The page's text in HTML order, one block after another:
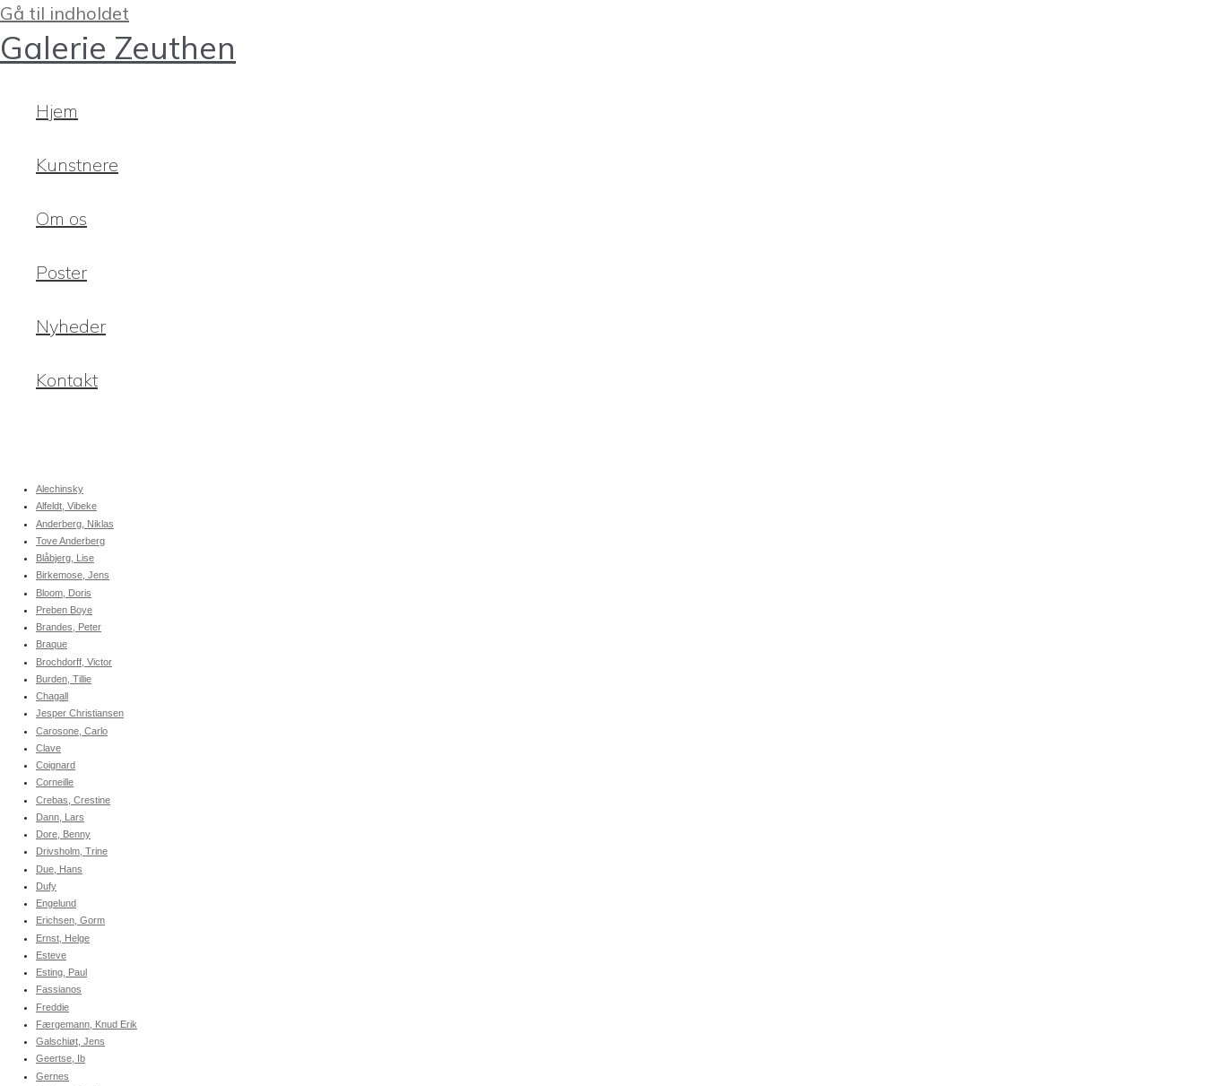
Gå til indholdet
Galerie Zeuthen
Hjem
Kunstnere
Om os
Poster
Nyheder
Kontakt
Alechinsky
Alfeldt, Vibeke
Anderberg, Niklas
Tove Anderberg
Blåbjerg, Lise
Birkemose, Jens
Bloom, Doris
Preben Boye
Brandes, Peter
Braque
Brochdorff, Victor
Burden, Tillie
Chagall
Jesper Christiansen
Carosone, Carlo
Clave
Coignard
Corneille
Crebas, Crestine
Dann, Lars
Dore, Benny
Drivsholm, Trine
Due, Hans
Dufy
Engelund
Erichsen, Gorm
Ernst, Helge
Esteve
Esting, Paul
Fassianos
Freddie
Færgemann, Knud Erik
Galschiøt, Jens
Geertse, Ib
Gernes